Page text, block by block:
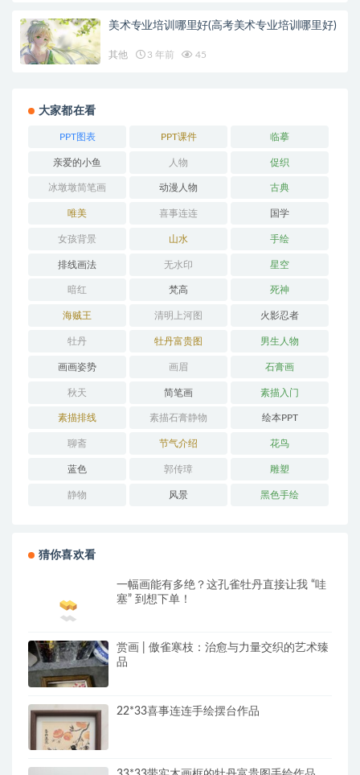
美术专业培训哪里好(高考美术专业培训哪里好)
其他 3 年前 45
大家都在看
PPT图表 PPT课件 临摹
亲爱的小鱼 人物 促织
冰墩墩简笔画 动漫人物 古典
唯美 喜事连连 国学
女孩背景 山水 手绘
排线画法 无水印 星空
暗红 梵高 死神
海贼王 清明上河图 火影忍者
牡丹 牡丹富贵图 男生人物
画画姿势 画眉 石膏画
秋天 简笔画 素描入门
素描排线 素描石膏静物 绘本PPT
聊斋 节气介绍 花鸟
蓝色 郭传璋 雕塑
静物 风景 黑色手绘
猜你喜欢看
一幅画能有多绝？这孔雀牡丹直接让我 “哇
塞” 到想下单！
赏画 | 傲雀寒枝：治愈与力量交织的艺术臻
品
22*33喜事连连手绘摆台作品